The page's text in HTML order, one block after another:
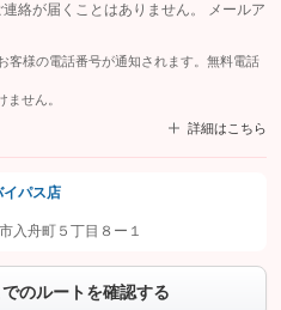
絡が届くことはありません。 メールア
様の電話番号が通知されます。無料電話
せん。
詳細はこちら
ち追加してから「許可する」ボタンを押
ップして問い合わせを
パス店
入舟町５丁目８ー１
のルートを確認する